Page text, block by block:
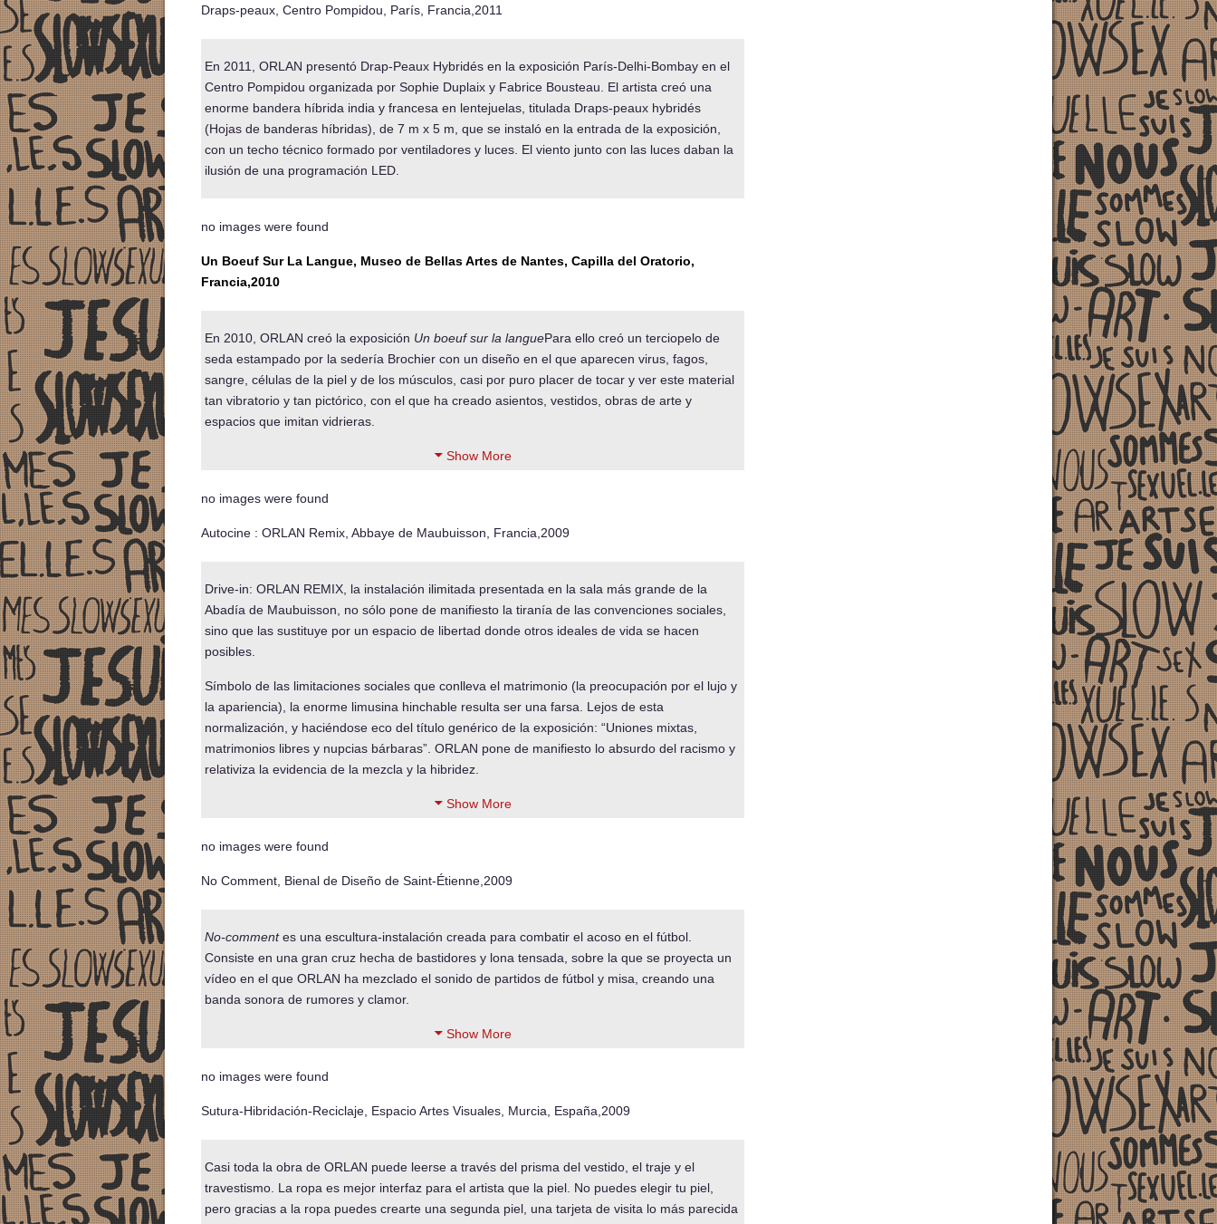
Draps-peaux, Centro Pompidou, París, Francia,2011
En 2011, ORLAN presentó Drap-Peaux Hybridés en la exposición París-Delhi-Bombay en el
Centro Pompidou organizada por Sophie Duplaix y Fabrice Bousteau. El artista creó una
enorme bandera híbrida india y francesa en lentejuelas, titulada Draps-peaux hybridés
(Hojas de banderas híbridas), de 7 m x 5 m, que se instaló en la entrada de la exposición,
con un techo técnico formado por ventiladores y luces. El viento junto con las luces daban la
ilusión de una programación LED.
no images were found
Un Boeuf Sur La Langue, Museo de Bellas Artes de Nantes, Capilla del Oratorio,
Francia,2010
En 2010, ORLAN creó la exposición Un boeuf sur la languePara ello creó un terciopelo de
seda estampado por la sedería Brochier con un diseño en el que aparecen virus, fagos,
sangre, células de la piel y de los músculos, casi por puro placer de tocar y ver este material
tan vibratorio y tan pictórico, con el que ha creado asientos, vestidos, obras de arte y
espacios que imitan vidrieras.
Show More
no images were found
Autocine : ORLAN Remix, Abbaye de Maubuisson, Francia,2009
Drive-in: ORLAN REMIX, la instalación ilimitada presentada en la sala más grande de la
Abadía de Maubuisson, no sólo pone de manifiesto la tiranía de las convenciones sociales,
sino que las sustituye por un espacio de libertad donde otros ideales de vida se hacen
posibles.
Símbolo de las limitaciones sociales que conlleva el matrimonio (la preocupación por el lujo y
la apariencia), la enorme limusina hinchable resulta ser una farsa. Lejos de esta
normalización, y haciéndose eco del título genérico de la exposición: “Uniones mixtas,
matrimonios libres y nupcias bárbaras”. ORLAN pone de manifiesto lo absurdo del racismo y
relativiza la evidencia de la mezcla y la hibridez.
Show More
no images were found
No Comment, Bienal de Diseño de Saint-Étienne,2009
No-commentes una escultura-instalación creada para combatir el acoso en el fútbol.
Consiste en una gran cruz hecha de bastidores y lona tensada, sobre la que se proyecta un
vídeo en el que ORLAN ha mezclado el sonido de partidos de fútbol y misa, creando una
banda sonora de rumores y clamor.
Show More
no images were found
Sutura-Hibridación-Reciclaje, Espacio Artes Visuales, Murcia, España,2009
Casi toda la obra de ORLAN puede leerse a través del prisma del vestido, el traje y el
travestismo. La ropa es mejor interfaz para el artista que la piel. No puedes elegir tu piel,
pero gracias a la ropa puedes crearte una segunda piel, una tarjeta de visita lo más parecida